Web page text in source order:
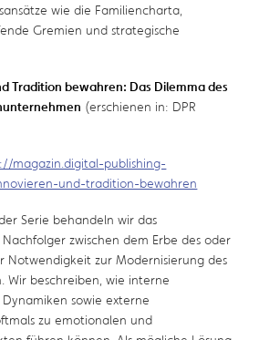
wie die Familiencharta,
Gremien und strategische
Tradition bewahren: Das Dilemma des
(erschienen in: DPR
magazin.digital-publishing-
und-tradition-bewahren
Serie behandeln wir das
zwischen dem Erbe des oder
Notwendigkeit zur Modernisierung des
Wir beschreiben, wie interne
sowie externe
zu emotionalen und